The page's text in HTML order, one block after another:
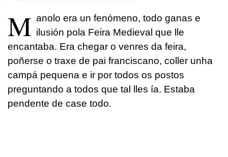
M anolo era un fenómeno, todo ganas e
ilusión pola Feira Medieval que lle
encantaba. Era chegar o venres da feira,
poñerse o traxe de pai franciscano, coller unha
campá pequena e ir por todos os postos
preguntando a todos que tal lles ía. Estaba
pendente de case todo.